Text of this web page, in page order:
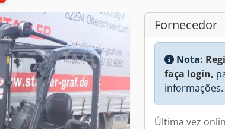
Fornecedor
Nota:
faça login,
informações.
Última vez